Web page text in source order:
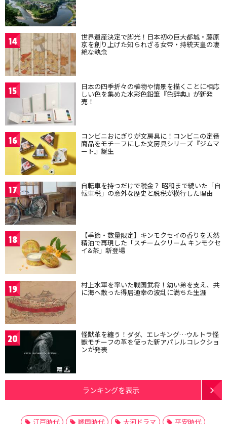
14 世界遺産決定で脚光！日本初の巨大都城・藤原
京を創り上げた知られざる女帝・持統天皇の凄
絶な執念
15 日本の四季折々の植物や情景を描くことに相応
しい色を集めた水彩色鉛筆『色辞典』が新発
売！
16 コンビニおにぎりが文房具に！コンビニの定番
商品をモチーフにした文房具シリーズ『ジムマ
ート』誕生
17 自転車を持つだけで税金？ 昭和まで続いた「自
転車税」の意外な歴史と脱税が横行した理由
18 【季節・数量限定】キンモクセイの香りを天然
精油で再現した「スチームクリーム キンモクセ
イ&茶」新登場
19 村上水軍を率いた戦国武将！幼い弟を支え、共
に海へ散った得居通幸の波乱に満ちた生涯
20 怪獣革を纏う！ダダ、エレキング…ウルトラ怪
獣モチーフの革を使った新アパレルコレクショ
ンが発表
ランキングを表示
江戸時代 戦国時代 大河ドラマ
平安時代